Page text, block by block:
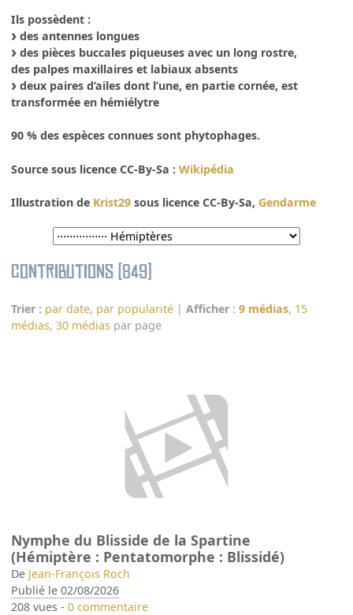
Ils possèdent :
des antennes longues
des pièces buccales piqueuses avec un long rostre,
des palpes maxillaires et labiaux absents
deux paires d’ailes dont l’une, en partie cornée, est
transformée en hémiélytre
90 % des espèces connues sont phytophages.
Source sous licence CC-By-Sa :Wikipédia
Illustration de Krist29 sous licence CC-By-Sa,Gendarme
Contributions (849)
Trier : par date, par popularité |Afficher :9 médias, 15
médias,30 médias par page
Nymphe du Blisside de la Spartine
(Hémiptère : Pentatomorphe : Blissidé)
De Jean-François Roch
Publié le 02/08/2026
208 vues -0 commentaire